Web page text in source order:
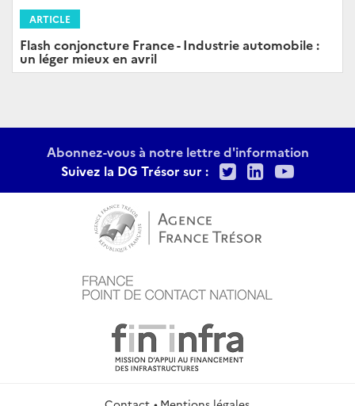
ARTICLE
Flash conjoncture France - Industrie automobile :
un léger mieux en avril
Abonnez-vous à notre lettre d'information
Suivez la DG Trésor sur :
TwitterLinkedIn